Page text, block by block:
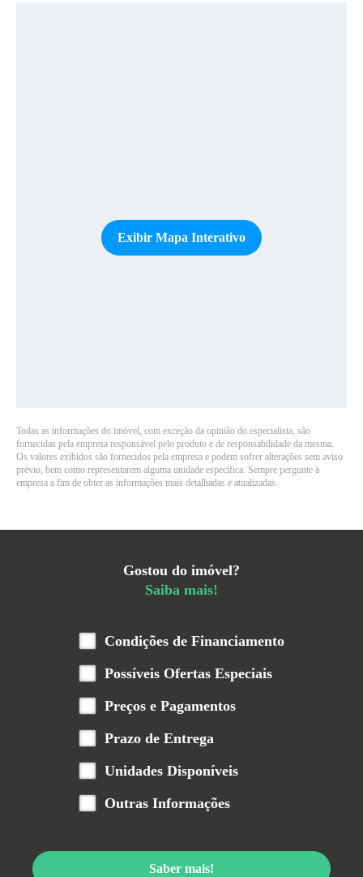
Exibir Mapa Interativo
Todas as informações do imóvel, com exceção da opinião do especialista, são
fornecidas pela empresa responsável pelo produto e de responsabilidade da mesma.
Os valores exibidos são fornecidos pela empresa e podem sofrer alterações sem aviso
prévio, bem como representarem alguma unidade específica. Sempre pergunte à
empresa a fim de obter as informações mais detalhadas e atualizadas.
Gostou do imóvel?
Saiba mais!
Condições de Financiamento
Possíveis Ofertas Especiais
Preços e Pagamentos
Prazo de Entrega
Unidades Disponíveis
Outras Informações
Saber mais!